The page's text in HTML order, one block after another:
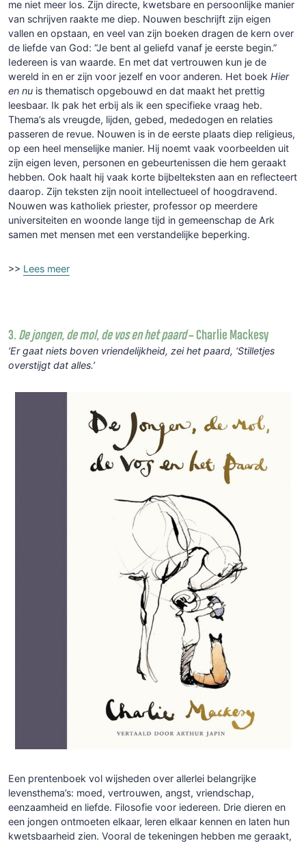
me niet meer los. Zijn directe, kwetsbare en persoonlijke manier
van schrijven raakte me diep. Nouwen beschrijft zijn eigen
vallen en opstaan, en veel van zijn boeken dragen de kern over
de liefde van God: “Je bent al geliefd vanaf je eerste begin.”
Iedereen is van waarde. En met dat vertrouwen kun je de
wereld in en er zijn voor jezelf en voor anderen. Het boek Hier
en nu is thematisch opgebouwd en dat maakt het prettig
leesbaar. Ik pak het erbij als ik een specifieke vraag heb.
Thema’s als vreugde, lijden, gebed, mededogen en relaties
passeren de revue. Nouwen is in de eerste plaats diep religieus,
op een heel menselijke manier. Hij noemt vaak voorbeelden uit
zijn eigen leven, personen en gebeurtenissen die hem geraakt
hebben. Ook haalt hij vaak korte bijbelteksten aan en reflecteert
daarop. Zijn teksten zijn nooit intellectueel of hoogdravend.
Nouwen was katholiek priester, professor op meerdere
universiteiten en woonde lange tijd in gemeenschap de Ark
samen met mensen met een verstandelijke beperking.
>> Lees meer
3. De jongen, de mol, de vos en het paard– Charlie Mackesy
‘Er gaat niets boven vriendelijkheid, zei het paard, ‘Stilletjes
overstijgt dat alles.’
Een prentenboek vol wijsheden over allerlei belangrijke
levensthema’s: moed, vertrouwen, angst, vriendschap,
eenzaamheid en liefde. Filosofie voor iedereen. Drie dieren en
een jongen ontmoeten elkaar, leren elkaar kennen en laten hun
kwetsbaarheid zien. Vooral de tekeningen hebben me geraakt,